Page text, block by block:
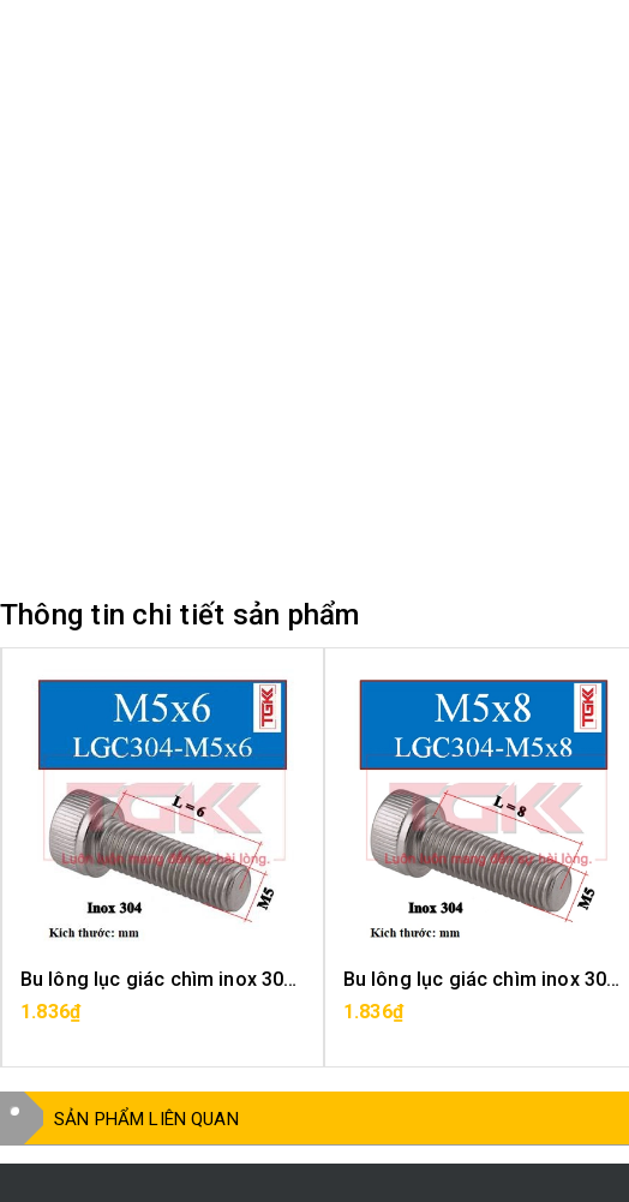
Thông tin chi tiết sản phẩm
Bu lông lục giác chìm inox 304-M5x6
1.836₫
Bu lông lục giác chìm inox 304-M5x8
1.836₫
SẢN PHẨM LIÊN QUAN